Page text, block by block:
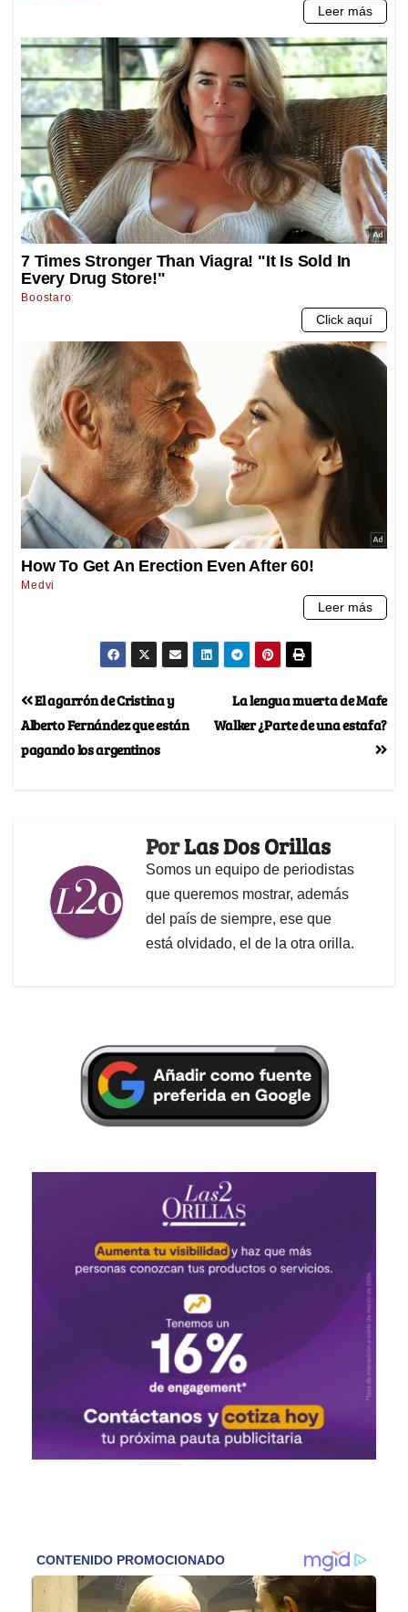
La lengua muerta de Mafe
Walker ¿Parte de una estafa?
El agarrón de Cristina y
Alberto Fernández que están
pagando los argentinos
PorLas Dos Orillas
Somos un equipo de periodistas
que queremos mostrar, además
del país de siempre, ese que
está olvidado, el de la otra orilla.